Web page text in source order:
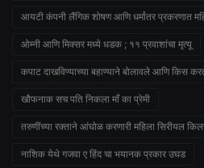
आयटी कंपनी लैंगिक शोषण आणि धर्मांतर प्रकरणात
ओम्नी आणि मिक्सर मध्ये धडक ; ११ प्रवाशांचा मृत्यू
कपाट दाखविण्याच्या बहाण्याने बोलावले आणि किस
खौफनाक सच पति निकला माँ का प्रेमी
तरुणींच्या रक्ताने आंघोळ करणारी महिला सिरीयल
नाशिक येथे गजवा ए हिंद चा भयानक प्रकार उघड